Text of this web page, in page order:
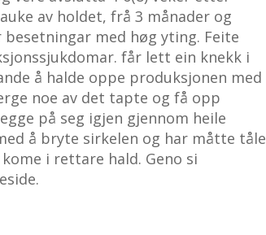
av holdet, frå 3 månader og
med høg yting. Feite
får lett ein knekk i
å halde oppe produksjonen med
noe av det tapte og få opp
på seg igjen gjennom heile
å bryte sirkelen og har måtte tåle
i rettare hald. Geno si